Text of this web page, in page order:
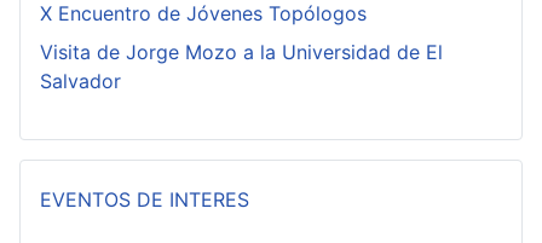
X Encuentro de Jóvenes Topólogos
Visita de Jorge Mozo a la Universidad de El
Salvador
EVENTOS DE INTERES